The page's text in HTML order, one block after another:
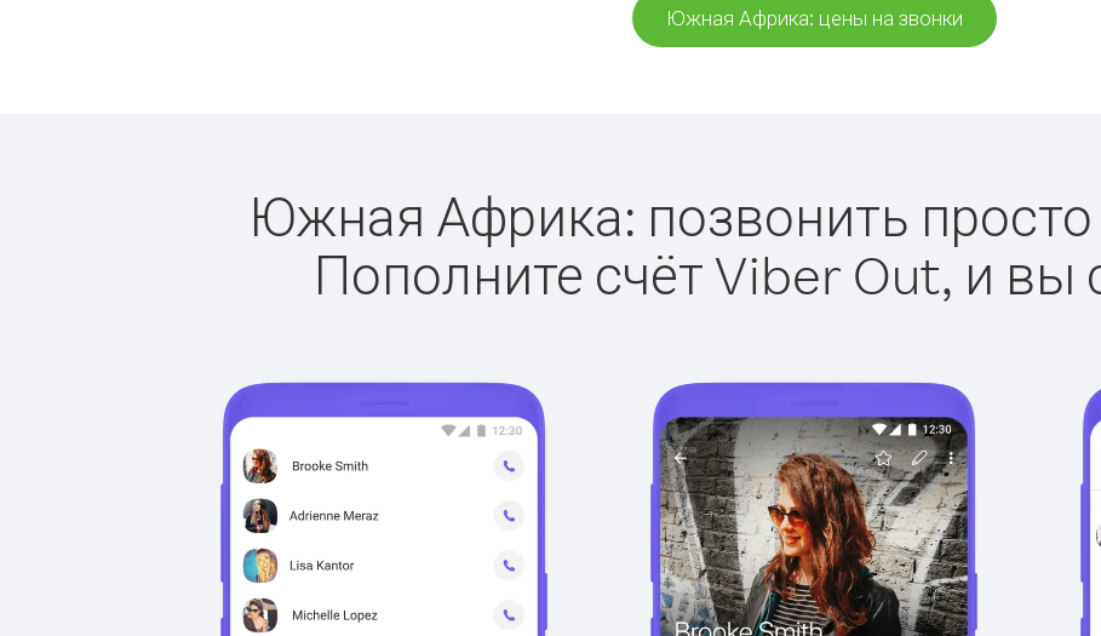
Южная Африка: цены на звонки
Южная Африка: позвонить просто
Пополните счёт Viber Out, и вы